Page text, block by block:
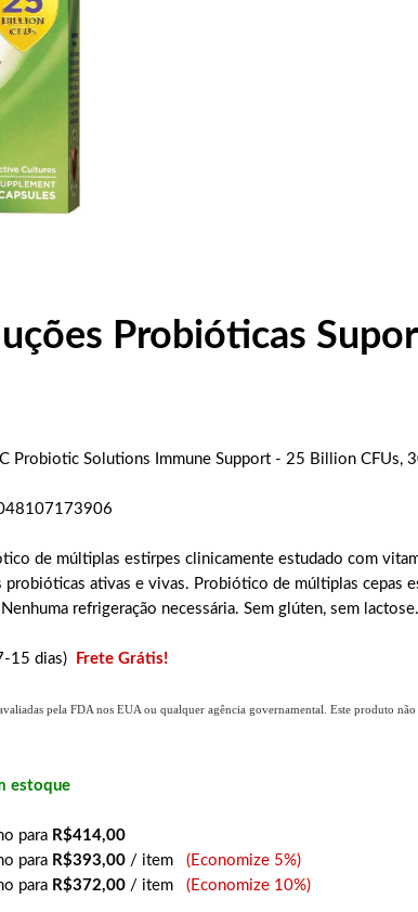
Probióticas
Probiotic Solutions Immune Support - 25 Billion CFUs,
de múltiplas estirpes clinicamente estudado com
probióticas ativas e vivas. Probiótico de múltiplas cepas
refrigeração necessária. Sem glúten, sem lactose.
15 dias) Frete Grátis!
pela FDA nos EUA ou qualquer agência governamental. Este produto
estoque
para R$414,00
para R$393,00 / item (Economize 5%)
para R$372,00 / item (Economize 10%)